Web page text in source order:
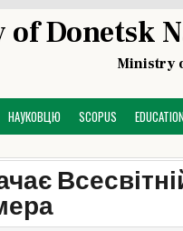
Donetsk
Ministry
НАУКОВЦЮ SCOPUS